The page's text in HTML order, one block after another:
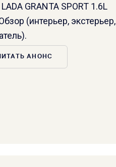
GRANTA SPORT 1.6L
(интерьер, экстерьер,
АНОНС